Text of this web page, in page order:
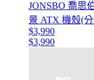
JONSBO 喬思
景 ATX 機殼(
$3,990
$3,990